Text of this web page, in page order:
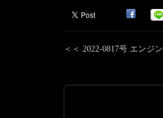
＜＜ 2022-0817号 エンジ